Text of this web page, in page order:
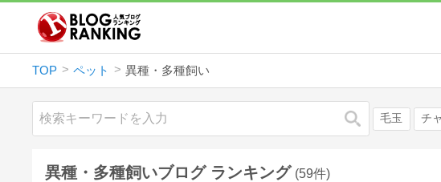
TOP ペット 異種・多種飼い
検索 毛玉 チ
異種・多種飼いブログ ランキング (59件)